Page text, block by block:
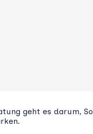
geht es darum,